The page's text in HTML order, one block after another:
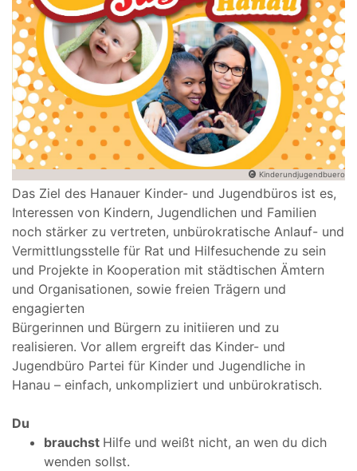
Kinderundjugendbuero
Das Ziel des Hanauer Kinder- und Jugendbüros ist es,
Interessen von Kindern, Jugendlichen und Familien
noch stärker zu vertreten, unbürokratische Anlauf- und
Vermittlungsstelle für Rat und Hilfesuchende zu sein
und Projekte in Kooperation mit städtischen Ämtern
und Organisationen, sowie freien Trägern und
engagierten
Bürgerinnen und Bürgern zu initiieren und zu
realisieren. Vor allem ergreift das Kinder- und
Jugendbüro Partei für Kinder und Jugendliche in
Hanau – einfach, unkompliziert und unbürokratisch.
Du
brauchst Hilfe und weißt nicht, an wen du dich
wenden sollst.